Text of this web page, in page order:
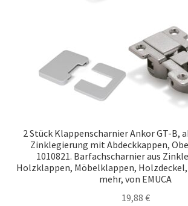
2 Stück Klappenscharnier Ankor GT-B,
Zinklegierung mit Abdeckkappen,
1010821. Barfachscharnier aus
Holzklappen, Möbelklappen,
mehr, von EMUCA
19,88 €